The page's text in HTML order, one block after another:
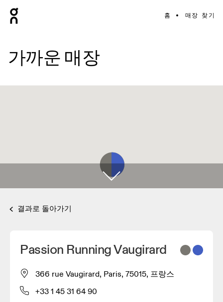
홈 매장 찾기
가까운 매장
결과로 돌아가기
Passion Running Vaugirard
366 rue Vaugirard, Paris, 75015, 프랑스
+33 1 45 31 64 90